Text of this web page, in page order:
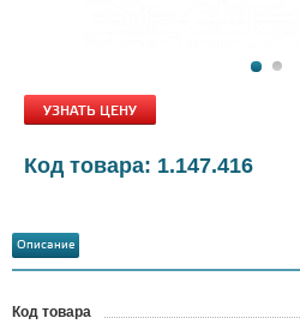
УЗНАТЬ ЦЕНУ
Код товара: 1.147.416
Описание
Код товара